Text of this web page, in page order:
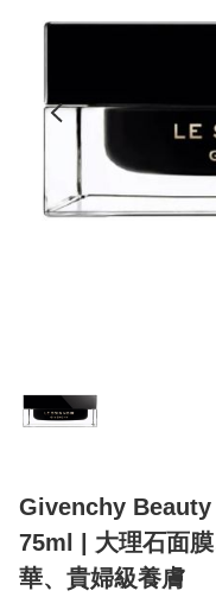
Givenchy Beauty
75ml | 大理石面
華、貴婦級養膚